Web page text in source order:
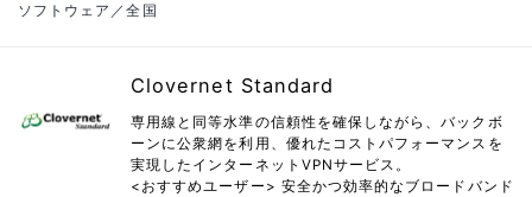
ソフトウェア／全国
Clovernet Standard
専用線と同等水準の信頼性を確保しながら、バックボ
ーンに公衆網を利用、優れたコストパフォーマンスを
実現したインターネットVPNサービス。
<おすすめユーザー> 安全かつ効率的なブロードバンド